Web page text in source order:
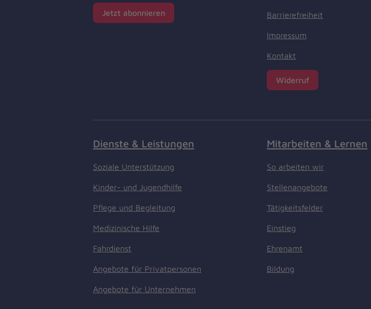
Jetzt abonnieren Barrierefreiheit
Impressum
Kontakt
Widerruf
Dienste & Leistungen
Soziale Unterstützung
Kinder- und Jugendhilfe
Pflege und Begleitung
Medizinische Hilfe
Fahrdienst
Angebote für Privatpersonen
Angebote für Unternehmen
Mitarbeiten & Lernen
So arbeiten wir
Stellenangebote
Tätigkeitsfelder
Einstieg
Ehrenamt
Bildung